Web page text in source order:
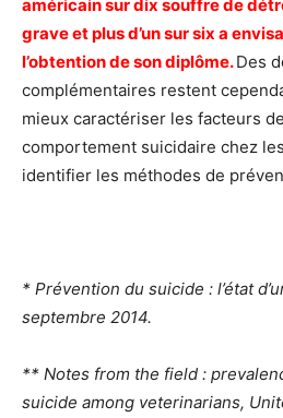
américain sur dix souffre de
grave et plus d’un sur six a
l’obtention de son diplôme. Des
complémentaires restent
mieux caractériser les facteurs
comportement suicidaire chez
identifier les méthodes de
* Prévention du suicide : l’état
septembre 2014.
** Notes from the field :
suicide among veterinarians,